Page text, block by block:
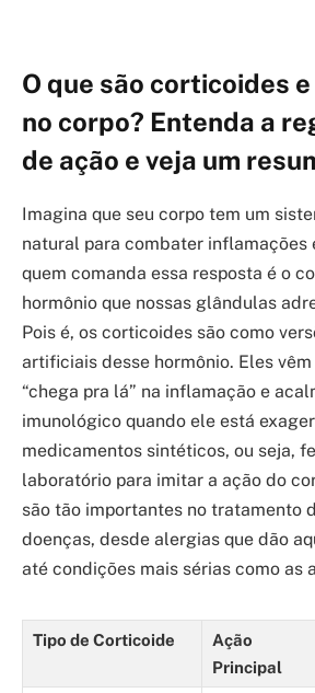
O que são corticoides
no corpo? Entenda a
de ação e veja um
Imagina que seu corpo tem um
natural para combater inflamações
quem comanda essa resposta é o
hormônio que nossas glândulas
Pois é, os corticoides são como
artificiais desse hormônio. Eles
“chega pra lá” na inflamação e
imunológico quando ele está
medicamentos sintéticos, ou seja,
laboratório para imitar a ação do
são tão importantes no tratamento
doenças, desde alergias que dão
até condições mais sérias como as
Tipo de Corticoide
Ação
Principal